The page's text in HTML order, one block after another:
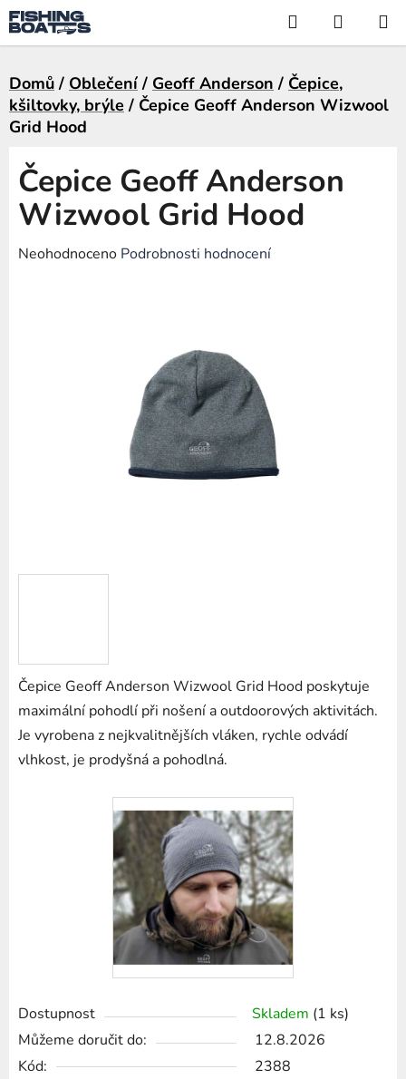
Přejít
na
obsah
Hledat
KOŠÍK
Domů / Oblečení / Geoff Anderson / Čepice,
kšiltovky, brýle / Čepice Geoff Anderson Wizwool
Grid Hood
Čepice Geoff Anderson Wizwool Grid Hood poskytuje
maximální pohodlí při nošení a outdoorových aktivitách.
Je vyrobena z nejkvalitnějších vláken, rychle odvádí
vlhkost, je prodyšná a pohodlná.
Dostupnost Skladem (1 ks)
Můžeme doručit do:
12.8.2026
Kód:
2388
Čepice Geoff Anderson
Wizwool Grid Hood
Průměrné
Neohodnoceno Podrobnosti hodnocení